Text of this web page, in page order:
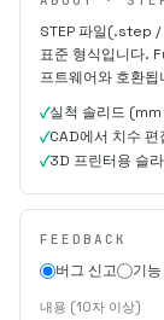
STEP 파일(.step /
표준 형식입니다.
프트웨어와 호환됩
실척 솔리드
CAD에서 치수 편
3D 프린터용 슬
FEEDBACK
버그 신고 기
내용 (10자 이상)